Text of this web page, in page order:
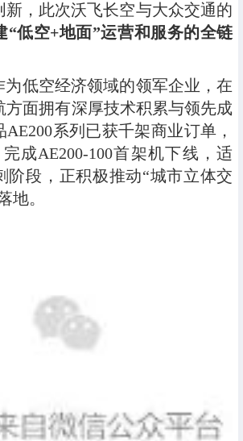
新，此次沃飞长空与大众交通的
“低空+地面”运营和服务的全链
为低空经济领域的领军企业，在
方面拥有深厚技术积累与领先成
系列已获千架商业订单，
成AE200-100首架机下线，适
阶段，正积极推动“城市立体交
地。